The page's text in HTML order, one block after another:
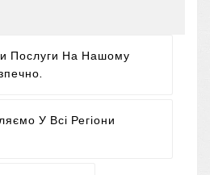
Послуги На Нашому
У Всі Регіони